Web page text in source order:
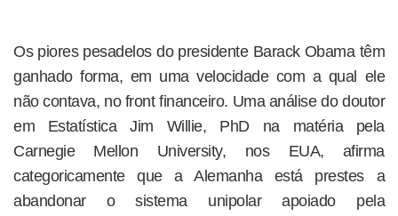
Os piores pesadelos do presidente Barack Obama têm
ganhado forma, em uma velocidade com a qual ele
não contava, no front financeiro. Uma análise do doutor
em Estatística Jim Willie, PhD na matéria pela
Carnegie Mellon University, nos EUA, afirma
categoricamente que a Alemanha está prestes a
abandonar o sistema unipolar apoiado pela